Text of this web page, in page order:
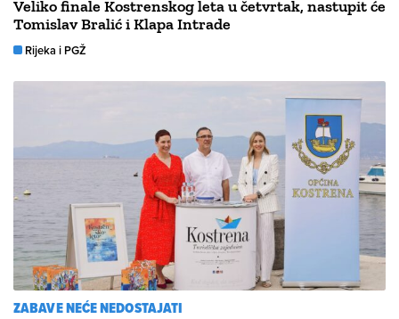
Veliko finale Kostrenskog leta u četvrtak, nastupit će
Tomislav Bralić i Klapa Intrade
Rijeka i PGŽ
ZABAVE NEĆE NEDOSTAJATI